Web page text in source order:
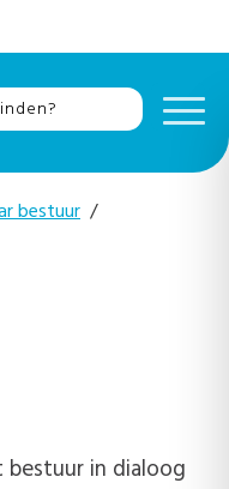
bestuur /
in dialoog